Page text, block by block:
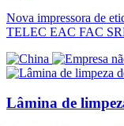
Nova impressora de
TELEC EAC FAC
Lâmina de